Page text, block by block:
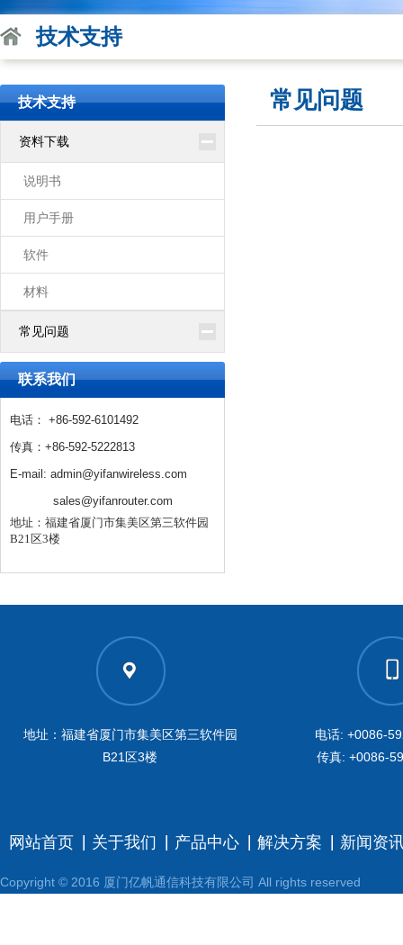
技术支持
技术支持
资料下载
说明书
用户手册
软件
材料
常见问题
联系我们
电话： +86-592-6101492
传真：+86-592-5222813
E-mail: admin@yifanwireless.com
sales@yifanrouter.com
地址：福建省厦门市集美区第三软件园
B21区3楼
常见问题
地址：福建省厦门市集美区第三软件园
B21区3楼
电话: +0086-
传真: +0086-
网站首页 关于我们 产品中心 解决方案 新闻资
Copyright © 2016 厦门亿帆通信科技有限公司 All rights reserved